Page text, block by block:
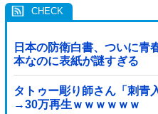
日本の防衛白書、ついに青
本なのに表紙が謎すぎる
タトゥー彫り師さん「刺青
→30万再生ｗｗｗｗｗｗ